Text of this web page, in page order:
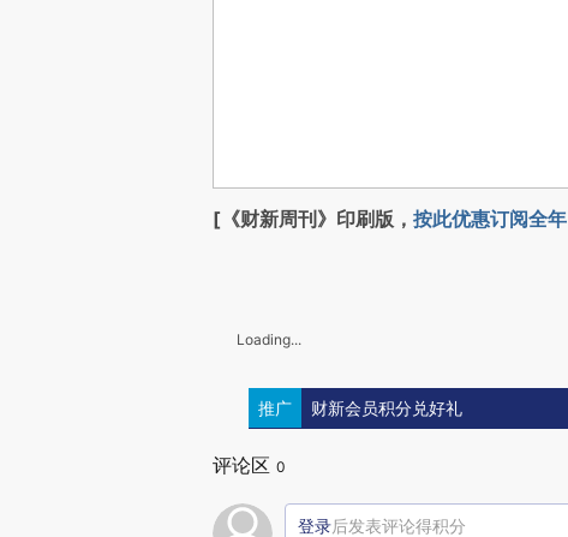
[《财新周刊》印刷版， 按此优惠订阅全年
Loading...
推广 财新会员积分兑好礼
评论区 0
登录后发表评论得积分